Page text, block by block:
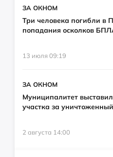
ЗА ОКНОМ
Три человека погибли в
попадания осколков
13 июля 09:19
ЗА ОКНОМ
Муниципалитет
участка за
2 августа 14:00